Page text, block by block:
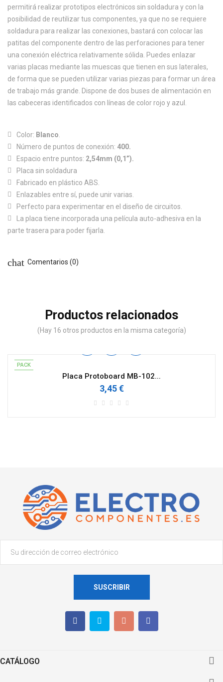
permitirá realizar prototipos electrónicos sin soldadura y con la
posibilidad de reutilizar tus componentes, ya que no se requiere
soldadura para realizar las conexiones, bastará con colocar las
patitas del componente dentro de las perforaciones para tener
una conexión eléctrica relativamente sólida. Puedes enlazar
varias placas mediante las muescas que tienen en sus laterales,
de forma que se pueden utilizar varias piezas para formar un área
de trabajo más grande. Dispone de dos buses de alimentación en
las cabeceras identificados con líneas de color rojo y azul.
Color: Blanco.
Número de puntos de conexión: 400.
Espacio entre puntos: 2,54mm (0,1”).
Placa sin soldadura
Fabricado en plástico ABS.
Enlazables entre sí, puede unir varias.
Perfecto para experimentar en el diseño de circuitos.
La placa tiene incorporada una película auto-adhesiva en la
parte trasera para poder fijarla.
chat Comentarios (0)
Productos relacionados
(Hay 16 otros productos en la misma categoría)
PACK
Placa Protoboard MB-102...
3,45 €
SUSCRIBIR
CATÁLOGO 